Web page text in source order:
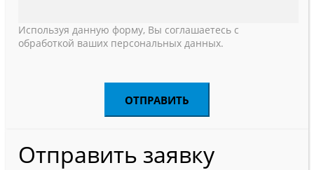
Используя данную форму, Вы соглашаетесь с
обработкой ваших персональных данных.
Отправить заявку